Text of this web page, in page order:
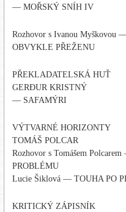
— MOŘSKÝ SNÍH IV
Rozhovor s Ivanou Myškovou
OBVYKLE PŘEŽENU
PŘEKLADATELSKÁ HUŤ
GERÐUR KRISTNÝ
— SAFAMÝRI
VÝTVARNÉ HORIZONTY
TOMÁŠ POLCAR
Rozhovor s Tomášem
PROBLÉMU
Lucie Šiklová — TOUHA PO
KRITICKÝ ZÁPISNÍK